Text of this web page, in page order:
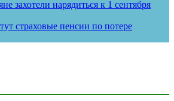
захотели нарядиться к 1 сентября
страховые пенсии по потере